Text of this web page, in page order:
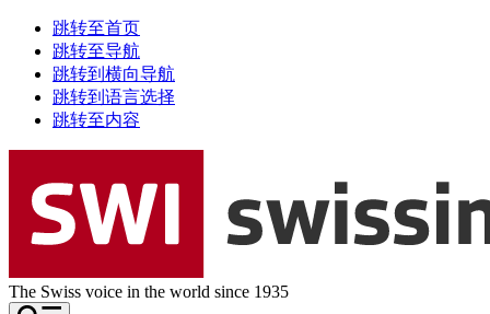
跳转至首页
跳转至导航
跳转到横向导航
跳转到语言选择
跳转至内容
The Swiss voice in the world since 1935